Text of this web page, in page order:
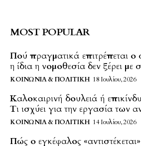
MOST POPULAR
Πού πραγματικά επιτρέπεται
η ίδια η νομοθεσία δεν ξέρει με
ΚΟΙΝΩΝΊΑ & ΠΟΛΙΤΙΚΉ 18 Ιουλίου, 2026
Καλοκαιρινή δουλειά ή
Τι ισχύει για την εργασία των
ΚΟΙΝΩΝΊΑ & ΠΟΛΙΤΙΚΉ 14 Ιουλίου, 2026
Πώς ο εγκέφαλος